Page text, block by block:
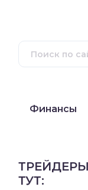
Финансы
ТУТ: